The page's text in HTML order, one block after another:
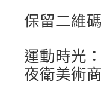
保留二維
運動時光
夜衛美術